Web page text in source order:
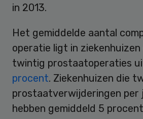
in 2013.
Het gemiddelde aantal
operatie ligt in ziekenhuizen
twintig prostaatoperaties
procent. Ziekenhuizen die
prostaatverwijderingen per
hebben gemiddeld 5